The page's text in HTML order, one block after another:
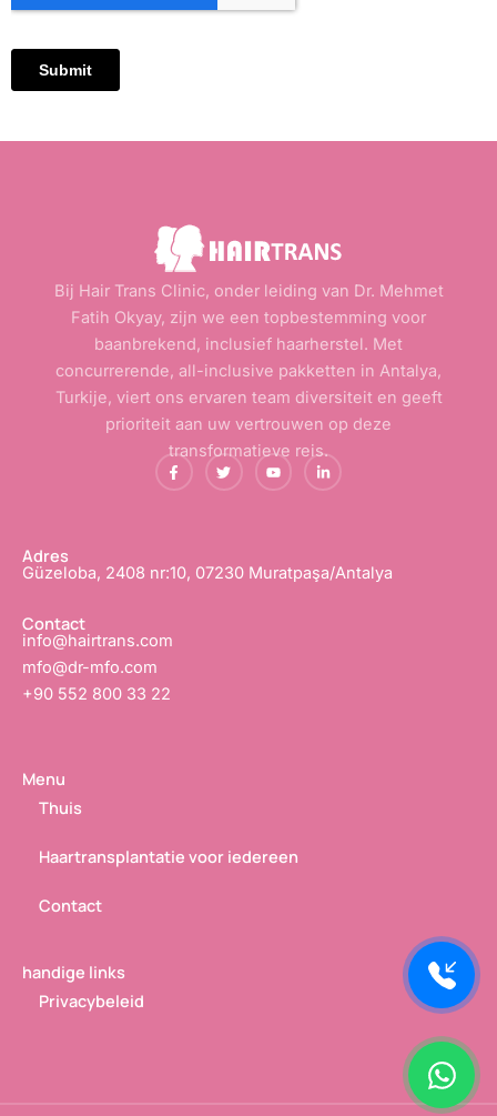
Bij Hair Trans Clinic, onder leiding van Dr. Mehmet
Fatih Okyay, zijn we een topbestemming voor
baanbrekend, inclusief haarherstel. Met
concurrerende, all-inclusive pakketten in Antalya,
Turkije, viert ons ervaren team diversiteit en geeft
prioriteit aan uw vertrouwen op deze
transformatieve reis.
F
a
c
-
T
w
i
n
Y
o
u
L
i
n
-
Adres
Güzeloba, 2408 nr:10, 07230 Muratpaşa/Antalya
Contact
info@hairtrans.com
mfo@dr-mfo.com
+90 552 800 33 22
Menu
Thuis
Haartransplantatie voor iedereen
Contact
handige links
Privacybeleid